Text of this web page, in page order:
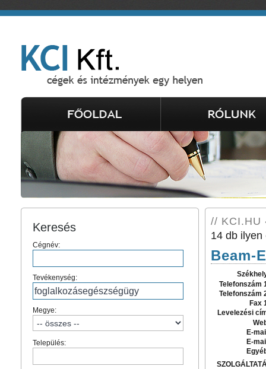
Keresés
Cégnév:
Tevékenység:
Megye:
Település:
// KCI.HU
14 db ilyen
Beam-
Telefonszám
Telefonszám
Fax
Levelezési
E-
E-